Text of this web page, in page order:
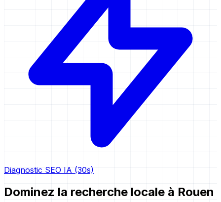
Diagnostic SEO IA (30s)
Dominez la recherche locale à Rouen